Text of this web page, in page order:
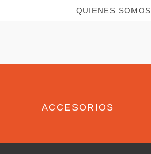
QUIENES SOMOS
ACCESORIOS